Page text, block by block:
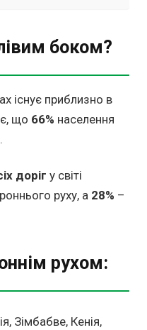
боком?
існує приблизно в
що 66% населення
доріг у світі
руху, а 28% –
рухом:
Зімбабве, Кенія,